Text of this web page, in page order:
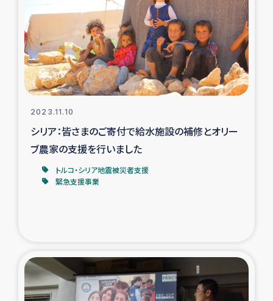
漁業復興支援
インターン・ボランティア日誌
経済自立支援事業
ガザ空爆被災者への食料支援と農家生産支援
ガザ地区における羊の畜産支援
ガザ地区酪農を通した女性グループの生計支援
2023.11.10
シリア：皆さまのご寄付で給水施設の補修とオリー
ブ農家の支援を行いました
トルコ・シリア地震被災者支援
緊急支援事業